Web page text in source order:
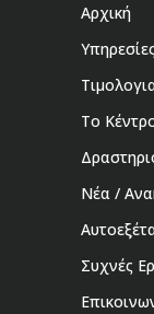
Αρχική
Υπηρεσίες
Το
Νέα /
Συχνές